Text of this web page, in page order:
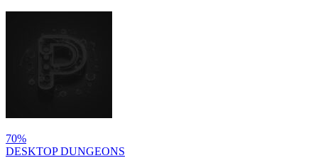
70%
DESKTOP DUNGEONS